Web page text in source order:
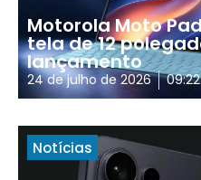
Motorola Moto
tela de 12
lançamento
24 de julho de 2026 09:22
Notícias